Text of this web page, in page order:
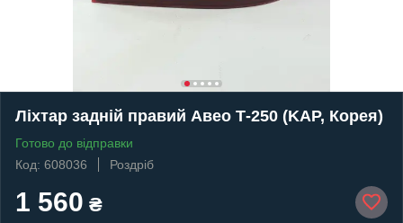
Ліхтар задній правий Авео Т-250 (KAP, Корея)
Готово до відправки
Код: 608036
Роздріб
1 560 ₴